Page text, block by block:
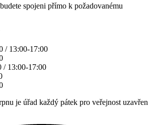
spojeni přímo k požadovanému
/ 13:00-17:00
/ 13:00-17:00
je úřad každý pátek pro veřejnost uzavřen